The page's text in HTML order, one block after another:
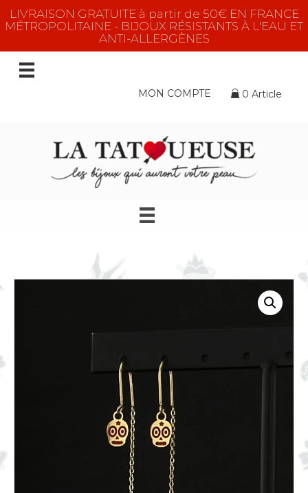
LIVRAISON GRATUITE à partir de 50€ EN FRANCE
MÉTROPOLITAINE - BIJOUX RÉSISTANTS À L'EAU ET
ANTI-ALLERGÈNES
MON COMPTE 0 Article